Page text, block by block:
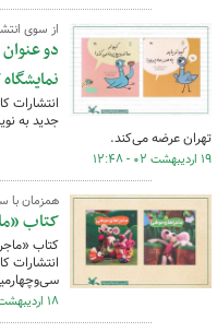
از سوی
دو
انتشارات
جدید به
تهران عرضه می‌کند.
۱۹ اردیبهشت ۰۲ - ۱۲:۴۸
همزمان با
کتاب
کتاب
انتشارات
۱۸ اردیبهشت ۰۲ - ۱۲:۱۲